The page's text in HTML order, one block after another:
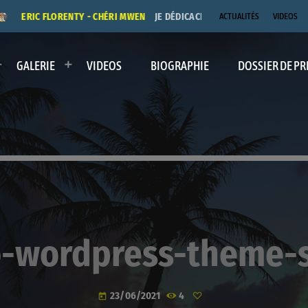
ERIC FLORENTY - CHÉRI MWEN JE DÉDICACE LE TITRE "CHÉRI MWEN" A
ACTUALITÉS VIDEOS
GALERIE VIDEOS BIOGRAPHIE DOSSIER DE
theme-
today 23/06/2021 4